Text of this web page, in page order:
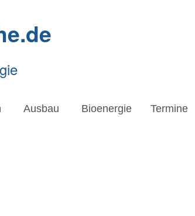
Ausbau Bioenergie Termine